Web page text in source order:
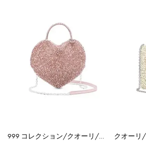
999 コレクション/クオーリ/ピュアシルバーピンク【一部店舗先行販売商品】